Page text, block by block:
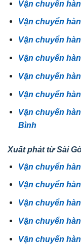
Vận chuyển
Vận chuyển
Vận chuyển
Vận chuyển
Vận chuyển
Vận chuyển
Vận chuyển
Bình
Xuất phát từ Sài
Vận chuyển
Vận chuyển
Vận chuyển
Vận chuyển
Vận chuyển